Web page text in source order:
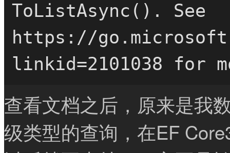
ToListAsync(). See
https://
查看文档之后，原来是我
级类型的查询，在EF